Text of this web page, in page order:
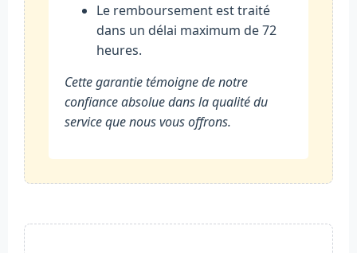
Le remboursement est traité
dans un délai maximum de 72
heures.
Cette garantie témoigne de notre
confiance absolue dans la qualité du
service que nous vous offrons.